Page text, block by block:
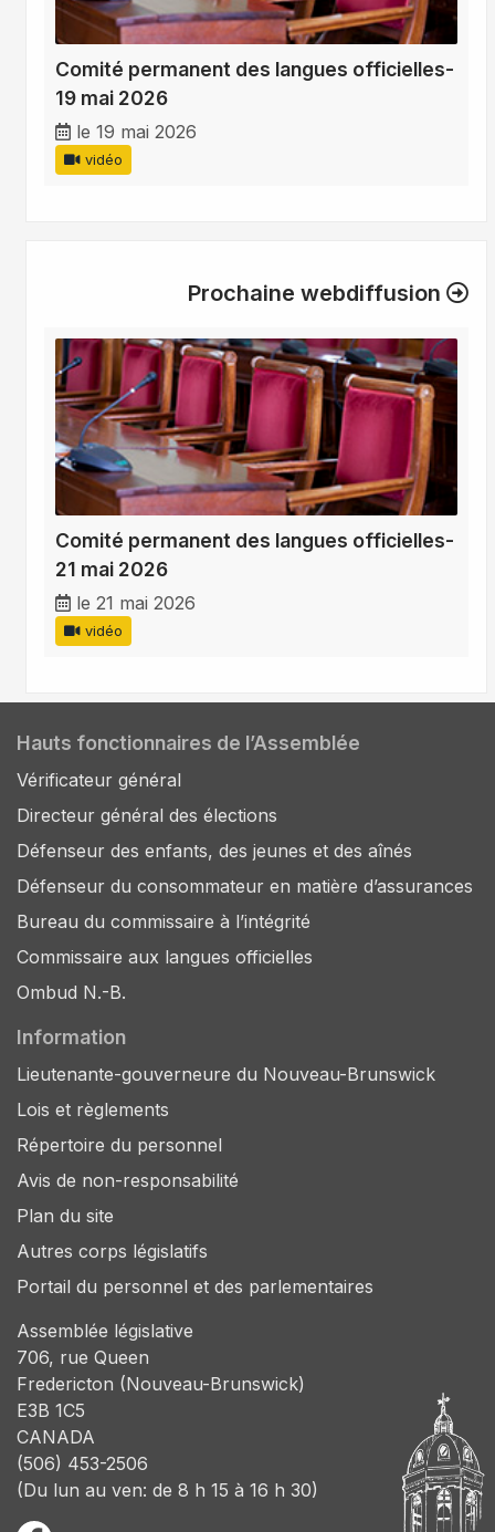
Comité permanent des langues officielles-
19 mai 2026
le 19 mai 2026
vidéo
Prochaine webdiffusion
Comité permanent des langues officielles-
21 mai 2026
le 21 mai 2026
vidéo
Hauts fonctionnaires de l’Assemblée
Vérificateur général
Directeur général des élections
Défenseur des enfants, des jeunes et des aînés
Défenseur du consommateur en matière d’assurances
Bureau du commissaire à l’intégrité
Commissaire aux langues officielles
Ombud N.-B.
Information
Lieutenante-gouverneure du Nouveau-Brunswick
Lois et règlements
Répertoire du personnel
Avis de non-responsabilité
Plan du site
Autres corps législatifs
Portail du personnel et des parlementaires
Assemblée législative
706, rue Queen
Fredericton (Nouveau-Brunswick)
E3B 1C5
CANADA
(506) 453-2506
(Du lun au ven: de 8 h 15 à 16 h 30)